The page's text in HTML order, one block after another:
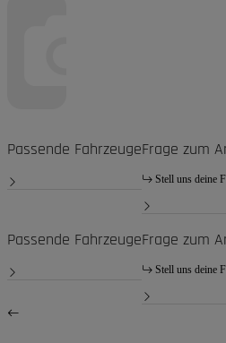
Passende FahrzeugeFrage zum
Stell uns deine
Passende FahrzeugeFrage zum
Stell uns deine